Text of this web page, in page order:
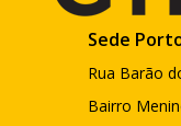
Sede
Rua Barão
Bairro